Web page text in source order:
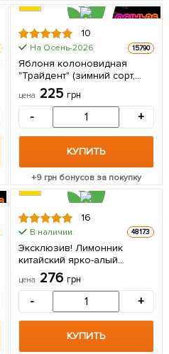
10
На Осень-2026 15790
Яблоня колоновидная
"Трайдент" (зимний сорт,
поздний срок созревания) 1
шт в упаковке
цена 225 грн
- +
КУПИТЬ
+9грн бонусов за покупку
16
В наличии. 48173
Эксклюзив! Лимонник
китайский ярко-алый
"Мастер" (Master)
(премиальный
морозостойкий сорт,
поливитаминная) 1 саженец
в упаковке
цена 276 грн
- +
КУПИТЬ